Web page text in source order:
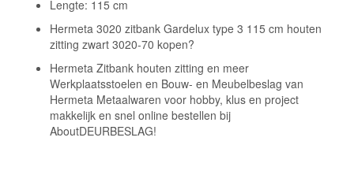
Lengte: 115 cm
Hermeta 3020 zitbank Gardelux type 3 115 cm houten
zitting zwart 3020-70 kopen?
Hermeta Zitbank houten zitting en meer
Werkplaatsstoelen en Bouw- en Meubelbeslag van
Hermeta Metaalwaren voor hobby, klus en project
makkelijk en snel online bestellen bij
AboutDEURBESLAG!